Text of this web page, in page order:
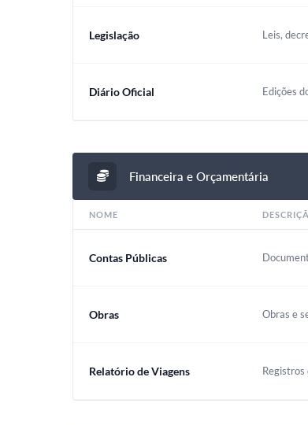
Legislação Leis,
Diário Oficial Edições
Financeira e Orçamentária
NOME
Contas Públicas
Obras Obras e
Relatório de Viagens Registros